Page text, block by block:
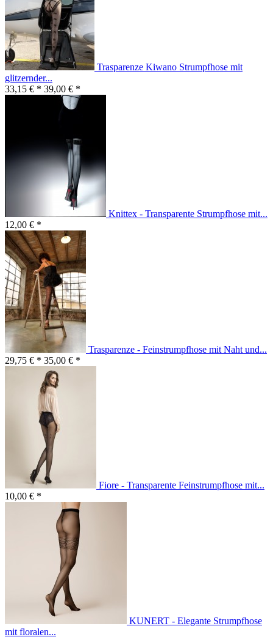
Trasparenze Kiwano Strumpfhose mit
glitzernder...
33,15 € * 39,00 € *
Knittex - Transparente Strumpfhose mit...
12,00 € *
Trasparenze - Feinstrumpfhose mit Naht und...
29,75 € * 35,00 € *
Fiore - Transparente Feinstrumpfhose mit...
10,00 € *
KUNERT - Elegante Strumpfhose
mit floralen...